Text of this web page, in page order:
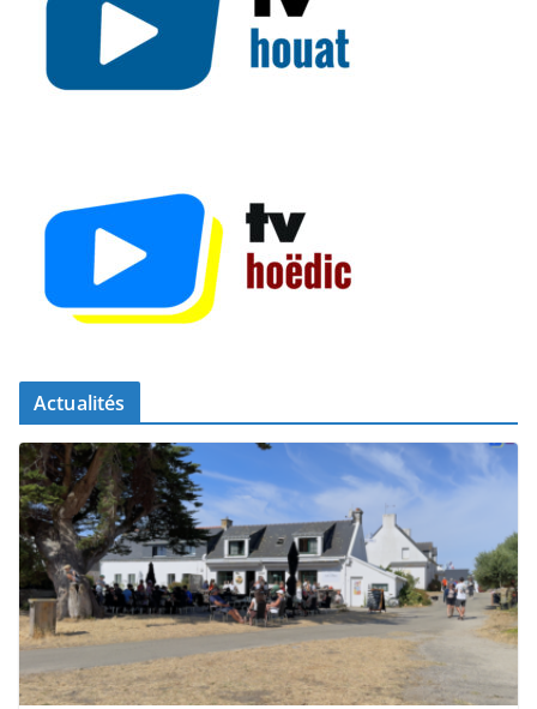
Actualités